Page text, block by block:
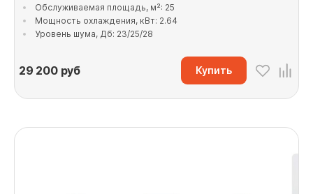
Обслуживаемая площадь, м²: 25
Мощность охлаждения, кВт: 2.64
Уровень шума, Дб: 23/25/28
29 200руб Купить